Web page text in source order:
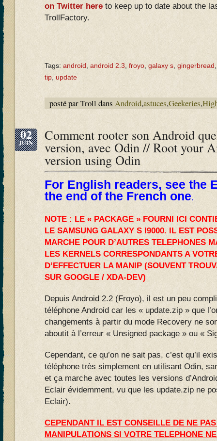
on Twitter here to keep up to date about the
TrollFactory.
Tags: android android 2.3 froyo galaxy s gingerbread
tip update
posté par Troll dans Android,astuces,Geekeries,
02
JUIN Comment rooter son Android
version, avec Odin // Root your
version using Odin
For English readers, see the
the end of the French one.
NOTE : LE « PACKAGE » FOURNI ICI
LE SAMSUNG GALAXY S I9000. IL EST
MARCHE POUR D’AUTRES TELEPHONES
LES KERNELS CORRESPONDANTS A
D’EFFECTUER LA MANIP (SOUVENT
SUR GOOGLE / XDA-DEV)
Depuis Android 2.2 (Froyo), il est un peu
téléphone Android car les « update.zip » que
changements à partir du mode Recovery ne
aboutit à l’erreur « Unsigned package » ou «
Cependant, ce qu’on ne sait pas, c’est qu’il
téléphone très simplement en utilisant Odin,
et ça marche avec toutes les versions
Eclair évidemment, vu que les update.zip ne
Eclair).
CEPENDANT IL EST CONSEILLE DE NE
MANIPULATIONS SI VOTRE TELEPHONE